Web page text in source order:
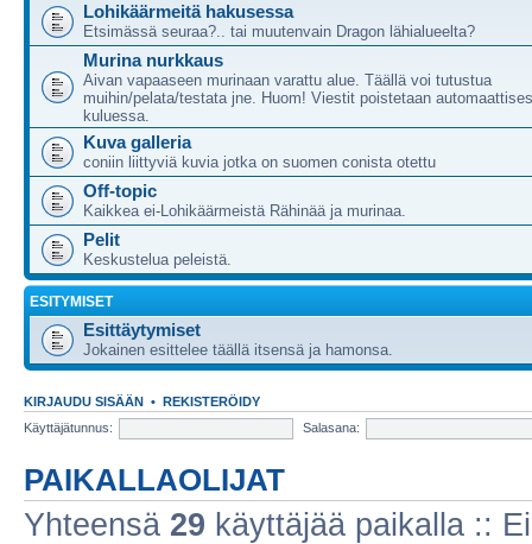
Lohikäärmeitä hakusessa
Etsimässä seuraa?.. tai muutenvain Dragon lähialueelta?
Murina nurkkaus
Aivan vapaaseen murinaan varattu alue. Täällä voi tutustua
muihin/pelata/testata jne. Huom! Viestit poistetaan
kuluessa.
Kuva galleria
coniin liittyviä kuvia jotka on suomen conista otettu
Off-topic
Kaikkea ei-Lohikäärmeistä Rähinää ja murinaa.
Pelit
Keskustelua peleistä.
ESITYMISET
Esittäytymiset
Jokainen esittelee täällä itsensä ja hamonsa.
KIRJAUDU SISÄÄN • REKISTERÖIDY
Käyttäjätunnus:
Salasana:
PAIKALLAOLIJAT
Yhteensä 29 käyttäjää paikalla ::